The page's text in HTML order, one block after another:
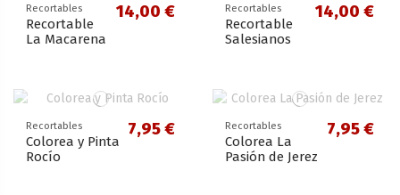
Recortables
Recortable
La Macarena
14,00 € Recortables
Recortable
Salesianos
14,00 €
Recortables
Colorea y Pinta
Rocío
7,95 € Recortables
Colorea La
Pasión de Jerez
7,95 €